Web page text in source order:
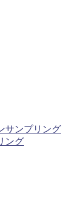
サンプリング
ング